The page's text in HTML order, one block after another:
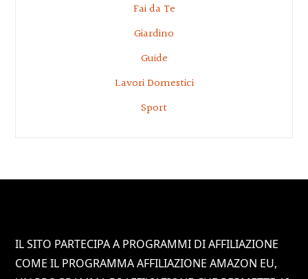
Fai da Te
Giardino
Guide
Lavori Domestici
Sport
Footer
IL SITO PARTECIPA A PROGRAMMI DI AFFILIAZIONE
COME IL PROGRAMMA AFFILIAZIONE AMAZON EU,